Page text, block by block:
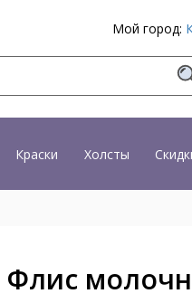
Мой город:
Краски Холсты
Флис